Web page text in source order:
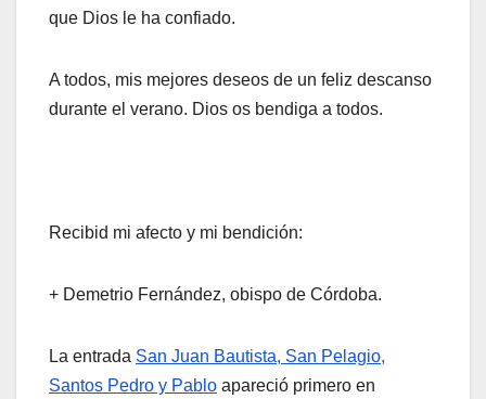
que Dios le ha confiado.
A todos, mis mejores deseos de un feliz descanso
durante el verano. Dios os bendiga a todos.
Recibid mi afecto y mi bendición:
+ Demetrio Fernández, obispo de Córdoba.
La entrada San Juan Bautista, San Pelagio,
Santos Pedro y Pablo apareció primero en